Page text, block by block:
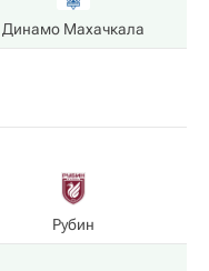
Динамо Махачкала
Рубин